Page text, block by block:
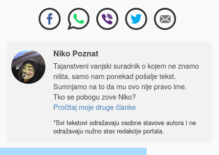
Niko Poznat
Tajanstveni vanjski suradnik o kojem ne znamo
ništa, samo nam ponekad pošalje tekst.
Sumnjamo na to da mu ovo nije pravo ime.
Tko se pobogu zove Niko?
Pročitaj moje druge članke
*Svi tekstovi odražavaju osobne stavove autora i ne
odražavaju nužno stav redakcije portala.